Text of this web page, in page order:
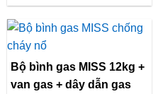
Bộ bình gas MISS 12kg +
van gas + dây dẫn gas